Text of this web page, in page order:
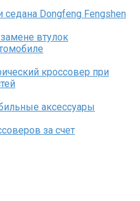
седана Dongfeng Fengshen
втулок
кроссовер при
аксессуары
за счет